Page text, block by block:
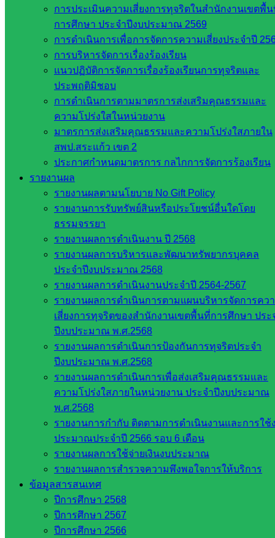
การประเมินความเสี่ยงการทุจริตในสำนักงานเขตพื้
การศึกษา ประจำปีงบประมาณ 2569
การดำเนินการเพื่อการจัดการความเสี่ยงประจำปี
การบริหารจัดการเรื่องร้องเรียน
แนวปฏิบัติการจัดการเรื่องร้องเรียนการทุจริตและ
ประพฤติมิชอบ
การดำเนินการตามมาตรการส่งเสริมคุณธรรมและ
ความโปร่งใสในหน่วยงาน
มาตรการส่งเสริมคุณธรรมและความโปร่งใสภายใน
สพป.สระแก้ว เขต 2
ประกาศกำหนดมาตรการ กลไกการจัดการร้องเรียน
รายงานผล
รายงานผลตามนโยบาย No Gift Policy
รายงานการรับทรัพย์สินหรือประโยชน์อื่นใดโดย
ธรรมจรรยา
รายงานผลการดำเนินงาน ปี 2568
รายงานผลการบริหารและพัฒนาทรัพยากรบุคคล
ประจำปีงบประมาณ 2568
รายงานผลการดำเนินงานประจำปี 2564-2567
รายงานผลการดำเนินการตามแผนบริหารจัดการคว
เสี่ยงการทุจริตของสำนักงานเขตพื้นที่การศึกษา ประ
ปีงบประมาณ พ.ศ.2568
รายงานผลการดำเนินการป้องกันการทุจริตประจำ
ปีงบประมาณ พ.ศ.2568
รายงานผลการดำเนินการเพื่อส่งเสริมคุณธรรมและ
ความโปร่งใสภายในหน่วยงาน ประจำปีงบประมาณ
พ.ศ.2568
รายงานการกำกับ ติดตามการดำเนินงานและการใช้
ประมาณประจำปี 2566 รอบ 6 เดือน
รายงานผลการใช้จ่ายเงินงบประมาณ
รายงานผลการสำรวจความพึงพอใจการให้บริการ
ข้อมูลสารสนเทศ
ปีการศึกษา 2568
ปีการศึกษา 2567
ปีการศึกษา 2566
เลขาธิการ
สภาการ
ศึกษา
สำนักงาน
คณะ
กรรมการ
การ
อาชีวศึกษา
สำนักงาน
กรรมการ
การศึกษา
ขั้นพื้น
ฐาน
รายชื่อ
มหาวิทยาลัย
ประเทศไทย
เว็บไซต์
สำนักต่าง
เว็บไซต์
สพม. ใน
สังกัด
เว็บไซต์
สพป. ใน
สพฐ.
กรมบัญชี
กลาง
สำนักงาน
ส.ก.ส.ค